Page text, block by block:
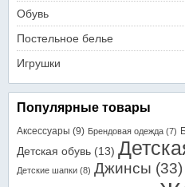
Обувь
Постельное белье
Игрушки
Популярные товары
Аксессуары (9) Брендовая одежда (7)
Детская обувь (13)
Детские шапки (8) Джинсы (33)